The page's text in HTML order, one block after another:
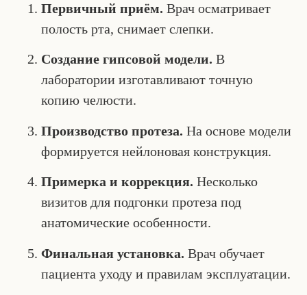
Первичный приём. Врач осматривает
полость рта, снимает слепки.
Создание гипсовой модели. В
лаборатории изготавливают точную
копию челюсти.
Производство протеза. На основе модели
формируется нейлоновая конструкция.
Примерка и коррекция. Несколько
визитов для подгонки протеза под
анатомические особенности.
Финальная установка. Врач обучает
пациента уходу и правилам эксплуатации.